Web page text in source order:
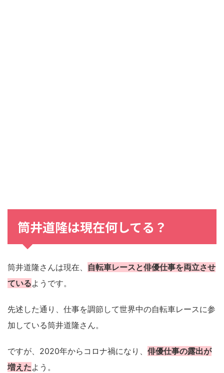
筒井道隆は現在何してる？
筒井道隆さんは現在、 自転車レースと俳優仕事を両立させ
ているようです。
先述した通り、仕事を調節して世界中の自転車レースに参
加している筒井道隆さん。
ですが、2020年からコロナ禍になり、 俳優仕事の露出が
増えたよう。